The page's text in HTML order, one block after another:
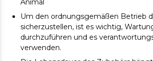
Animal
Um den ordnungsgemäßen Betrieb
sicherzustellen, ist es wichtig,
durchzuführen und es
verwenden.